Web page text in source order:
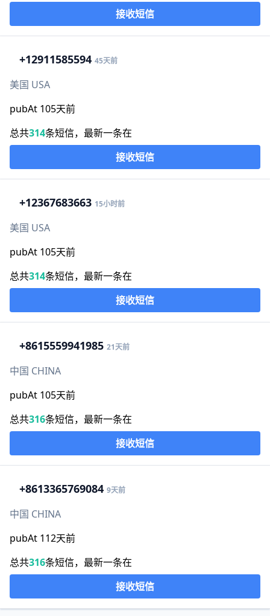
接收短信
+12911585594 45天前
美国 USA
pubAt 105天前
总共314条短信，最新一条在
接收短信
+12367683663 15小时前
美国 USA
pubAt 105天前
总共314条短信，最新一条在
接收短信
+8615559941985 21天前
中国 CHINA
pubAt 105天前
总共316条短信，最新一条在
接收短信
+8613365769084 9天前
中国 CHINA
pubAt 112天前
总共316条短信，最新一条在
接收短信